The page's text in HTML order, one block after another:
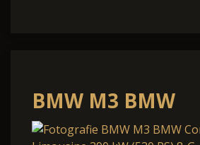
BMW M3 BMW
Competition